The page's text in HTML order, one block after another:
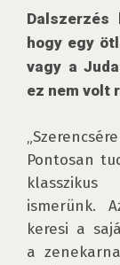
Dalszerzés
hogy egy
vagy a
ez nem volt
Pontosan
ismerünk.
keresi a
a